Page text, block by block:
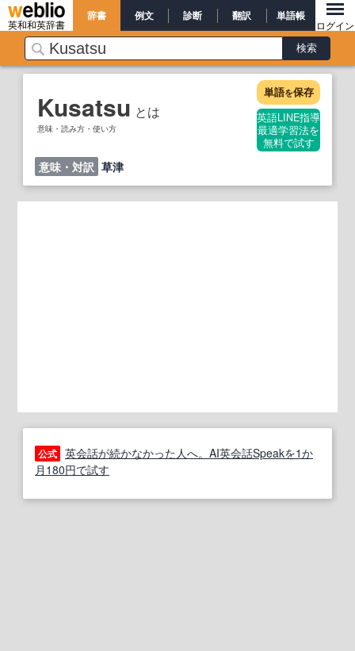
英和和英辞書
辞書 例文 診断 翻訳 単語帳
ログイン
Kusatsu とは
意味・読み方・使い方
単語を保存
英語LINE指導
最適学習法を
無料で試す
意味・対訳 草津
公式 英会話が続かなかった人へ。AI英会話Speakを1か
月180円で試す